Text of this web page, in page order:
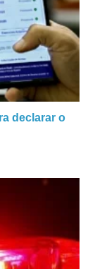
declarar o